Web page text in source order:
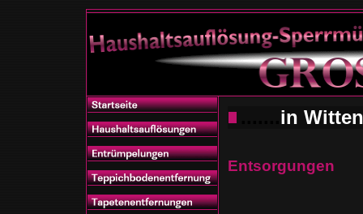
in
Entsorgungen